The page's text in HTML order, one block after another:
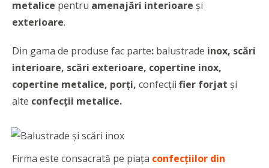
metalice pentru amenajări interioare și
exterioare.
Din gama de produse fac parte: balustrade inox, scări
interioare, scări exterioare, copertine inox,
copertine metalice, porți, confecţii fier forjat şi
alte confecții metalice.
Firma este consacrată pe piața confecțiilor din